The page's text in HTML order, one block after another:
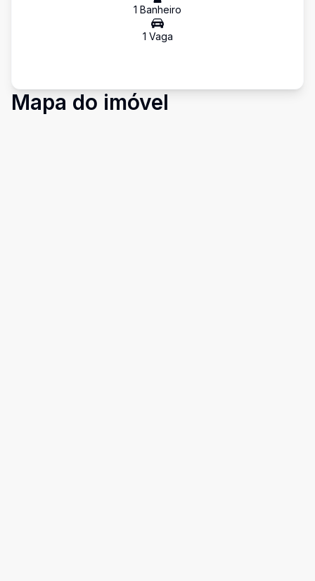
1 Banheiro
1 Vaga
Mapa do imóvel